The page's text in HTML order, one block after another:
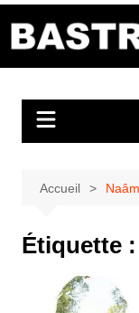
Accueil
Étiquette :